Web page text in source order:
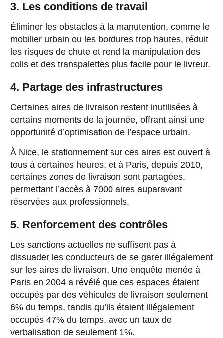
3. Les conditions de travail
Éliminer les obstacles à la manutention, comme le
mobilier urbain ou les bordures trop hautes, réduit
les risques de chute et rend la manipulation des
colis et des transpalettes plus facile pour le livreur.
4. Partage des infrastructures
Certaines aires de livraison restent inutilisées à
certains moments de la journée, offrant ainsi une
opportunité d’optimisation de l’espace urbain.
À Nice, le stationnement sur ces aires est ouvert à
tous à certaines heures, et à Paris, depuis 2010,
certaines zones de livraison sont partagées,
permettant l’accès à 7000 aires auparavant
réservées aux professionnels.
5. Renforcement des contrôles
Les sanctions actuelles ne suffisent pas à
dissuader les conducteurs de se garer illégalement
sur les aires de livraison. Une enquête menée à
Paris en 2004 a révélé que ces espaces étaient
occupés par des véhicules de livraison seulement
6% du temps, tandis qu’ils étaient illégalement
occupés 47% du temps, avec un taux de
verbalisation de seulement 1%.